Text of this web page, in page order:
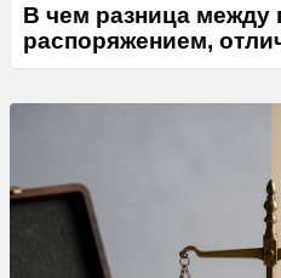
В чем разница между
распоряжением,